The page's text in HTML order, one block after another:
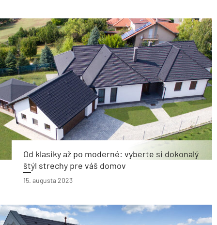
Od klasiky až po moderné: vyberte si dokonalý
štýl strechy pre váš domov
15. augusta 2023